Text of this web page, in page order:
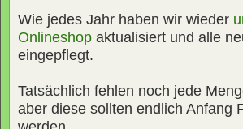
Wie jedes Jahr haben wir wieder
Onlineshop aktualisiert und alle
eingepflegt.
Tatsächlich fehlen noch jede
aber diese sollten endlich Anfang